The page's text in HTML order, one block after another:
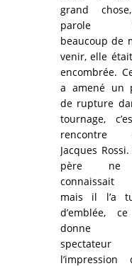
grand
parole
beaucoup de
venir, elle
encombrée.
a amené un
de rupture
tournage,
rencontre
Jacques
père
connaissait
mais il l’a
d’emblée,
donne
spectateur
l’impression